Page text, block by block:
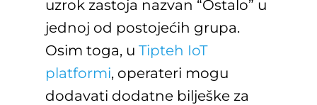
uzrok zastoja nazvan “Ostalo” u
jednoj od postojećih grupa.
Osim toga, u Tipteh IoT
platformi, operateri mogu
dodavati dodatne bilješke za